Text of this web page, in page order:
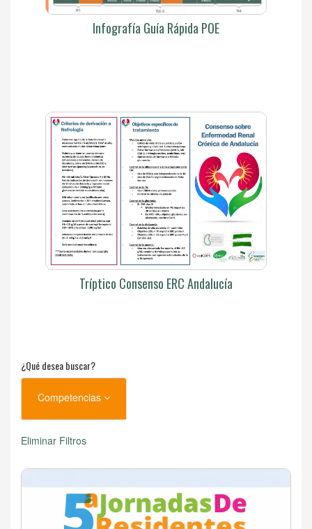
Infografía Guía Rápida POE
Tríptico Consenso ERC Andalucía
¿Qué desea buscar?
Competencias
Eliminar Filtros